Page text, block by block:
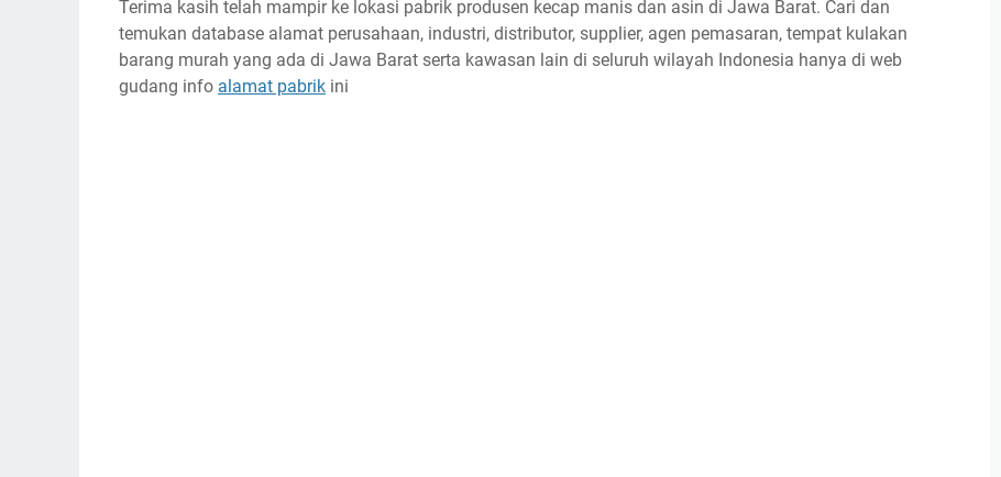
Terima kasih telah mampir ke lokasi pabrik produsen kecap manis dan asin di Jawa Barat. Cari dan
temukan database alamat perusahaan, industri, distributor, supplier, agen pemasaran, tempat kulakan
barang murah yang ada di Jawa Barat serta kawasan lain di seluruh wilayah Indonesia hanya di web
gudang info alamat pabrik ini